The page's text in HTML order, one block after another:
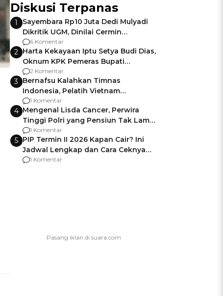
Diskusi Terpanas
1
Sayembara Rp10 Juta Dedi Mulyadi
Dikritik UGM, Dinilai Cermin
Gagalnya Negara Jamin Keamanan
6 Komentar
2 Harta Kekayaan Iptu Setya Budi Dias,
Oknum KPK Pemeras Bupati
Pemalang
2 Komentar
3 Bernafsu Kalahkan Timnas
Indonesia, Pelatih Vietnam
Berencana Pakai Jimat di Pakansari
1 Komentar
4 Mengenal Lisda Cancer, Perwira
Tinggi Polri yang Pensiun Tak Lama
Usai Jadi Brigjen
1 Komentar
5 PIP Termin II 2026 Kapan Cair? Ini
Jadwal Lengkap dan Cara Ceknya
agar Dana Tidak Hangus!
1 Komentar